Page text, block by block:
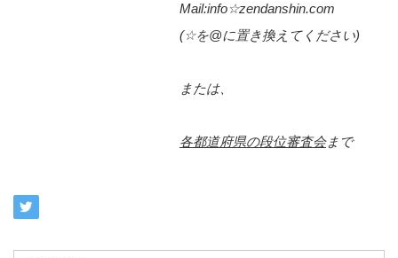
Mail:info☆zendanshin.com
(☆を@に置き換えてください)
または、
各都道府県の段位審査会まで